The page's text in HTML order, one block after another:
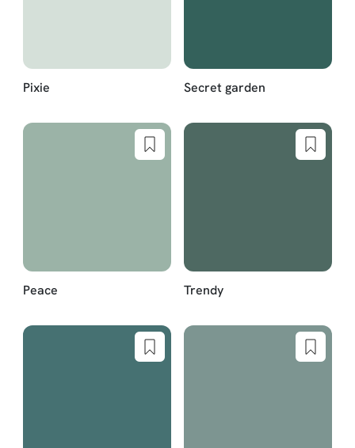
Pixie Secret garden
Peace Trendy